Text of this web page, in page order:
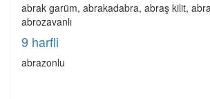
abrak garüm, abrakadabra, abraş kilit,
abrozavanlı
9 harfli
abrazonlu